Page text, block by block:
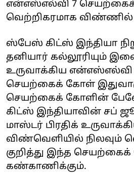
என்எஸ்எல்வி 7
வெற்றிகரமாக விண்ணில்
ஸ்பேஸ் கிட்ஸ் இந்தியா
தனியார் கல்லூரியும்
உருவாக்கிய என்எஸ்எல்வி
செயற்கைக் கோள்
செயற்கைக் கோளின்
கிட்ஸ் இந்தியாவின் சப்
மாஸ்டர் பிரதிக்
விண்வெளியில் நிலவும்
குறித்து இந்த
கண்காணிக்கும்.